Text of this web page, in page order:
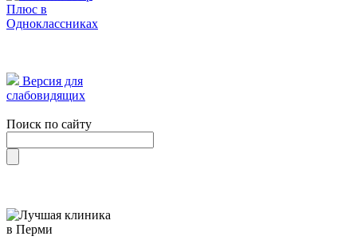
Версия для
слабовидящих
Поиск по сайту